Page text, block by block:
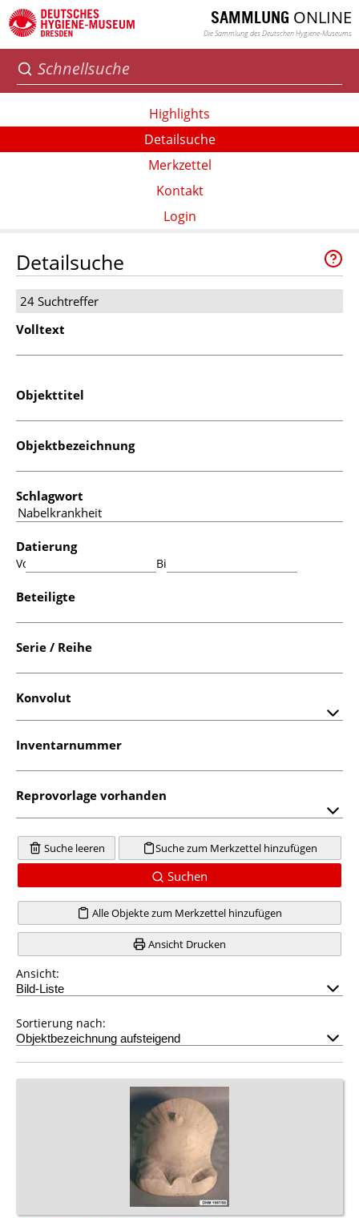
SAMMLUNG ONLINE
Die Sammlung des Deutschen Hygiene-Museums
Highlights
Detailsuche
Merkzettel
Kontakt
Login
Detailsuche
24 Suchtreffer
Volltext
Objekttitel
Objektbezeichnung
Schlagwort
Datierung
Von: Bis:
Beteiligte
Serie / Reihe
Konvolut
Inventarnummer
Reprovorlage vorhanden
Suche leeren Suche zum Merkzettel hinzufügen
Suchen
Alle Objekte zum Merkzettel hinzufügen
Ansicht Drucken
Ansicht:
Sortierung nach: